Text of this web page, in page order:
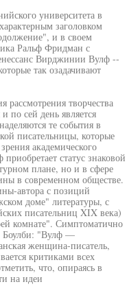
университета в
заголовком
и в своем
Ральф Фридман с
Вирджинии Вулф --
так озадачивают
рассмотрения творчества
по сей день является
те события в
писательницы, которые
академического
статус знаковой
плане, но и в сфере
в современном обществе.
автора с позиций
доме" литературы, с
писательниц XIX века)
комнате". Симптоматично
Боулби: "Вулф —
женщина-писатель,
критиками всех
что, опираясь в
на идеи